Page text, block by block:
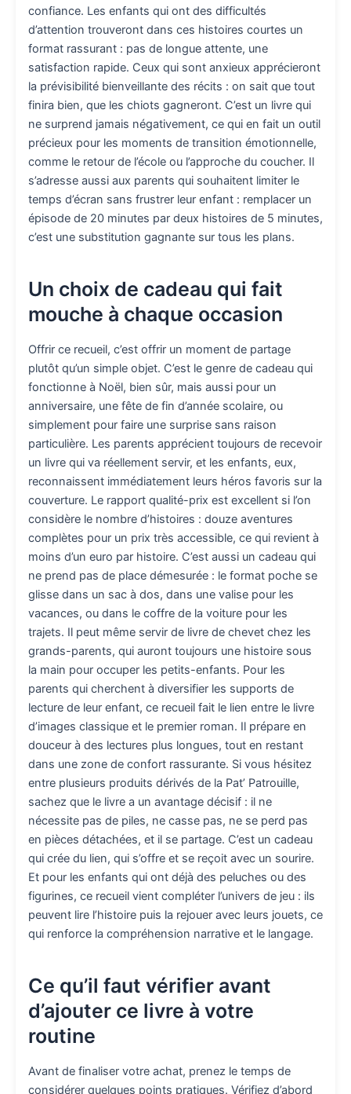
confiance. Les enfants qui ont des difficultés
d’attention trouveront dans ces histoires courtes un
format rassurant : pas de longue attente, une
satisfaction rapide. Ceux qui sont anxieux apprécieront
la prévisibilité bienveillante des récits : on sait que tout
finira bien, que les chiots gagneront. C’est un livre qui
ne surprend jamais négativement, ce qui en fait un outil
précieux pour les moments de transition émotionnelle,
comme le retour de l’école ou l’approche du coucher. Il
s’adresse aussi aux parents qui souhaitent limiter le
temps d’écran sans frustrer leur enfant : remplacer un
épisode de 20 minutes par deux histoires de 5 minutes,
c’est une substitution gagnante sur tous les plans.
Un choix de cadeau qui fait
mouche à chaque occasion
Offrir ce recueil, c’est offrir un moment de partage
plutôt qu’un simple objet. C’est le genre de cadeau qui
fonctionne à Noël, bien sûr, mais aussi pour un
anniversaire, une fête de fin d’année scolaire, ou
simplement pour faire une surprise sans raison
particulière. Les parents apprécient toujours de recevoir
un livre qui va réellement servir, et les enfants, eux,
reconnaissent immédiatement leurs héros favoris sur la
couverture. Le rapport qualité-prix est excellent si l’on
considère le nombre d’histoires : douze aventures
complètes pour un prix très accessible, ce qui revient à
moins d’un euro par histoire. C’est aussi un cadeau qui
ne prend pas de place démesurée : le format poche se
glisse dans un sac à dos, dans une valise pour les
vacances, ou dans le coffre de la voiture pour les
trajets. Il peut même servir de livre de chevet chez les
grands-parents, qui auront toujours une histoire sous
la main pour occuper les petits-enfants. Pour les
parents qui cherchent à diversifier les supports de
lecture de leur enfant, ce recueil fait le lien entre le livre
d’images classique et le premier roman. Il prépare en
douceur à des lectures plus longues, tout en restant
dans une zone de confort rassurante. Si vous hésitez
entre plusieurs produits dérivés de la Pat’ Patrouille,
sachez que le livre a un avantage décisif : il ne
nécessite pas de piles, ne casse pas, ne se perd pas
en pièces détachées, et il se partage. C’est un cadeau
qui crée du lien, qui s’offre et se reçoit avec un sourire.
Et pour les enfants qui ont déjà des peluches ou des
figurines, ce recueil vient compléter l’univers de jeu : ils
peuvent lire l’histoire puis la rejouer avec leurs jouets, ce
qui renforce la compréhension narrative et le langage.
Ce qu’il faut vérifier avant
d’ajouter ce livre à votre
routine
Avant de finaliser votre achat, prenez le temps de
considérer quelques points pratiques. Vérifiez d’abord